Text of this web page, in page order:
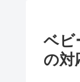
ベビ
の対